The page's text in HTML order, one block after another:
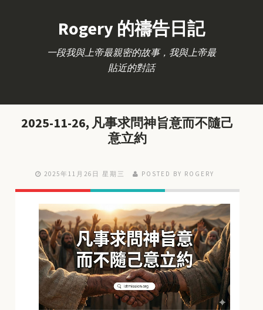
Rogery 的禱告日記
一段我與上帝最親密的故事，我與上帝最
貼近的對話
2025-11-26, 凡事求問神旨意而不隨己
意立約
2025年11月26日 星期三 POSTED BY ROGERY